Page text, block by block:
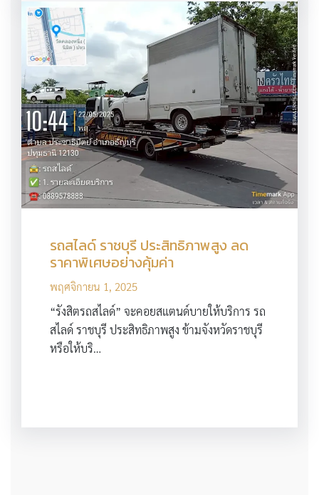
รถสไลด์ ราชบุรี ประสิทธิภาพสูง ลด
ราคาพิเศษอย่างคุ้มค่า
พฤศจิกายน 1, 2025
“รังสิตรถสไลด์” จะคอยสแตนด์บายให้บริการ รถ
สไลด์ ราชบุรี ประสิทธิภาพสูง ข้ามจังหวัดราชบุรี
หรือให้บริ…